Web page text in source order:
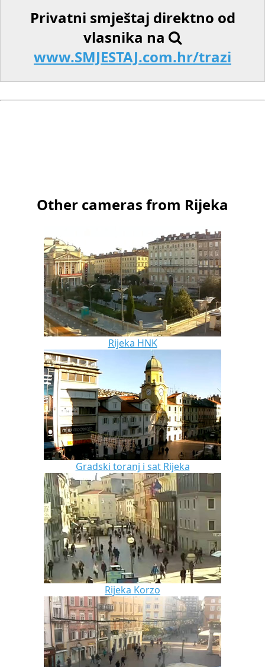
Privatni smještaj direktno od
vlasnika na
www.SMJESTAJ.com.hr/trazi
Other cameras from Rijeka
Rijeka HNK
Gradski toranj i sat Rijeka
Rijeka Korzo